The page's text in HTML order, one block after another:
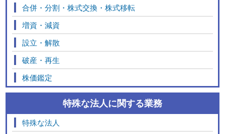
合併・分割・株式交換・株式移転
増資・減資
設立・解散
破産・再生
株価鑑定
特殊な法人に関する業務
特殊な法人